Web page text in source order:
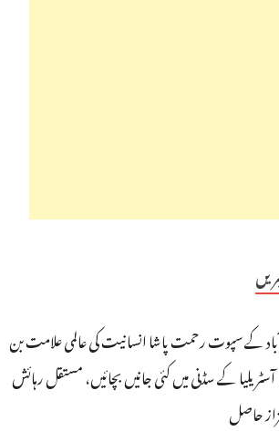
کے سپوت رحمت پاشا انسانیت کی عالمی علامت بن
کے سڈنی میں کئی جانیں بچائیں، مستقل رہائش
حاصل